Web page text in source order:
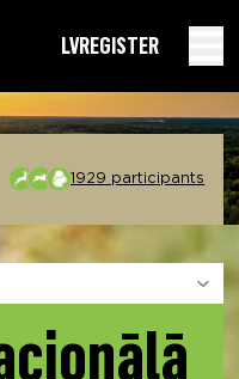
LVREGISTER
1929 participants